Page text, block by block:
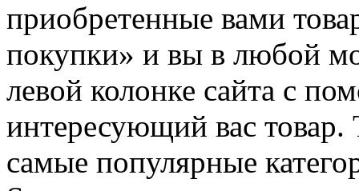
приобретенные вами
покупки» и вы в любой
левой колонке сайта с
интересующий вас
самые популярные